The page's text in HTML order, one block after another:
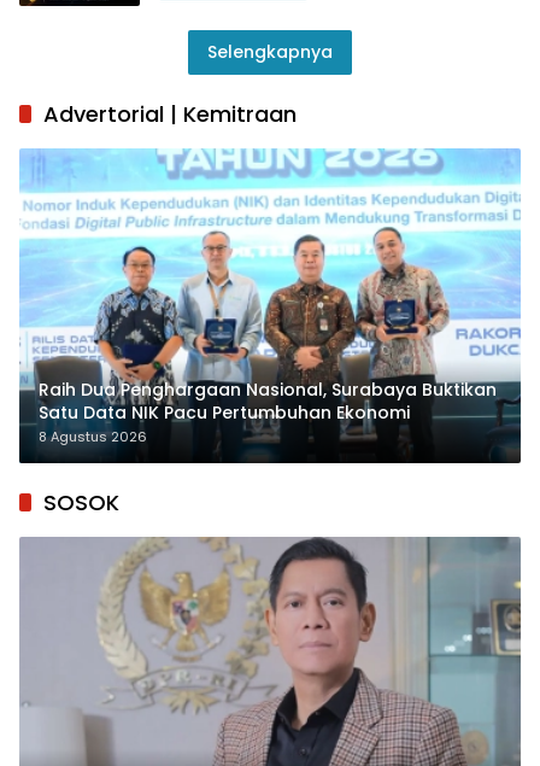
Selengkapnya
Advertorial | Kemitraan
Raih Dua Penghargaan Nasional, Surabaya Buktikan
Satu Data NIK Pacu Pertumbuhan Ekonomi
8 Agustus 2026
SOSOK